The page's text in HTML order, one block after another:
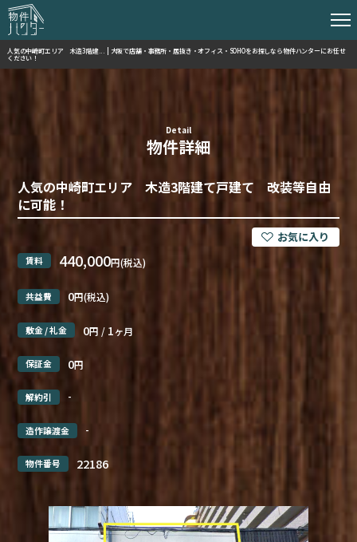
人気の中崎町エリア 木造3階建... | 大阪で店舗・事務所・居抜き・オフィス・SOHOをお探しなら物件ハンターにお任せ
ください！
Detail
物件詳細
人気の中崎町エリア 木造3階建て戸建て 改装等自由
に可能！
賃料 440,000円(税込)
共益費 0円(税込)
敷金 / 礼金 0円 / 1ヶ月
保証金 0円
解約引 -
造作譲渡金 -
物件番号 22186